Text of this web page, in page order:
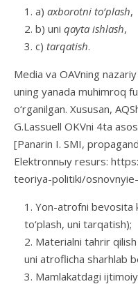
a) axborotni to‘plash,
b) uni qayta ishlash,
c) tarqatish.
Media va OAVning
uning yanada muhimroq
o‘rganilgan. Xususan,
G.Lassuell OKVni 4ta
[Panarin I. SMI,
Elektronnыy resurs:
teoriya-politiki/
Yon-atrofni bevosita
to‘plash, uni tarqatish);
Materialni tahrir
uni atroflicha sharhlab
Mamlakatdagi